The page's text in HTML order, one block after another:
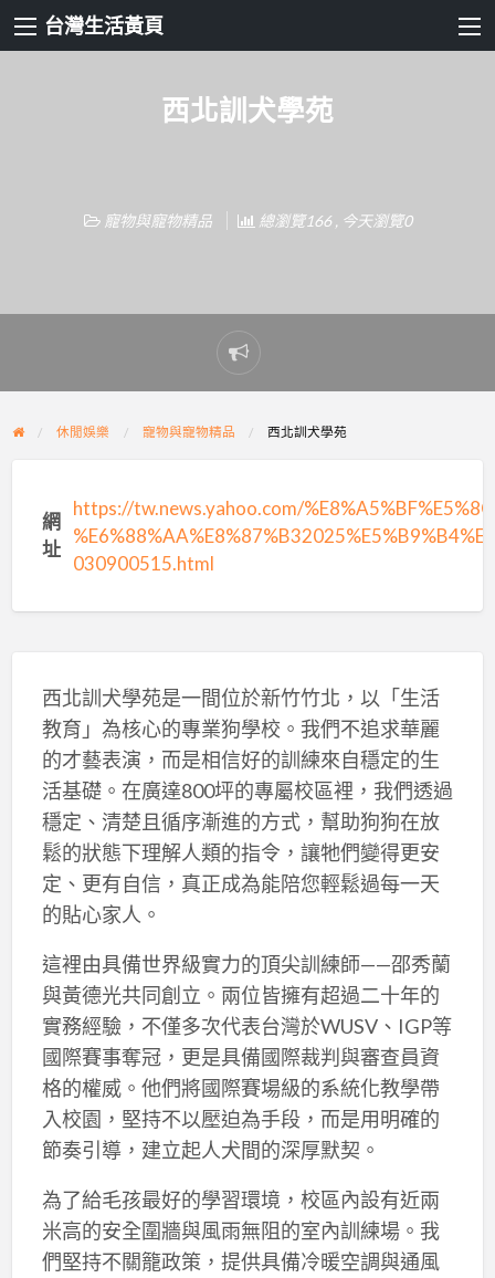
台灣生活黃頁
西北訓犬學苑
寵物與寵物精品 總瀏覽166 , 今天瀏覽0
Report
problem
休閒娛樂 寵物與寵物精品 西北訓犬學苑
網
址
https://tw.news.yahoo.com/
030900515.html
西北訓犬學苑是一間位於新竹竹北，以「生活
教育」為核心的專業狗學校。我們不追求華麗
的才藝表演，而是相信好的訓練來自穩定的生
活基礎。在廣達800坪的專屬校區裡，我們透過
穩定、清楚且循序漸進的方式，幫助狗狗在放
鬆的狀態下理解人類的指令，讓牠們變得更安
定、更有自信，真正成為能陪您輕鬆過每一天
的貼心家人。
這裡由具備世界級實力的頂尖訓練師——邵秀蘭
與黃德光共同創立。兩位皆擁有超過二十年的
實務經驗，不僅多次代表台灣於WUSV、IGP等
國際賽事奪冠，更是具備國際裁判與審查員資
格的權威。他們將國際賽場級的系統化教學帶
入校園，堅持不以壓迫為手段，而是用明確的
節奏引導，建立起人犬間的深厚默契。
為了給毛孩最好的學習環境，校區內設有近兩
米高的安全圍牆與風雨無阻的室內訓練場。我
們堅持不關籠政策，提供具備冷暖空調與通風